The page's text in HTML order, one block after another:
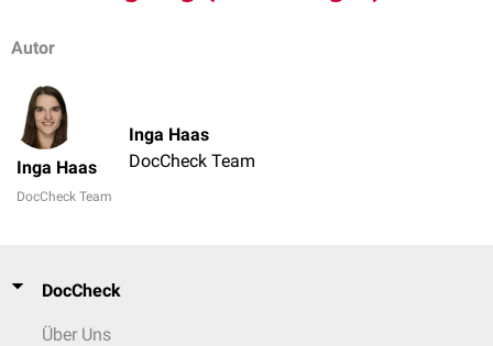
Autor
Inga Haas
DocCheck Team
Inga Haas
DocCheck Team
DocCheck
Über Uns